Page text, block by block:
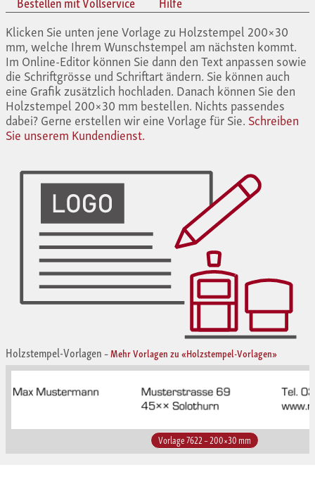
Klicken Sie unten jene Vorlage zu Holzstempel 200×30
mm, welche Ihrem Wunschstempel am nächsten kommt.
Im Online-Editor können Sie dann den Text anpassen sowie
die Schriftgrösse und Schriftart ändern. Sie können auch
eine Grafik zusätzlich hochladen. Danach können Sie den
Holzstempel 200×30 mm bestellen. Nichts passendes
dabei? Gerne erstellen wir eine Vorlage für Sie. Schreiben
Sie unserem Kundendienst.
Holzstempel-Vorlagen –Mehr Vorlagen zu «Holzstempel-Vorlagen»
Vorlage 7622 – 200×30 mm